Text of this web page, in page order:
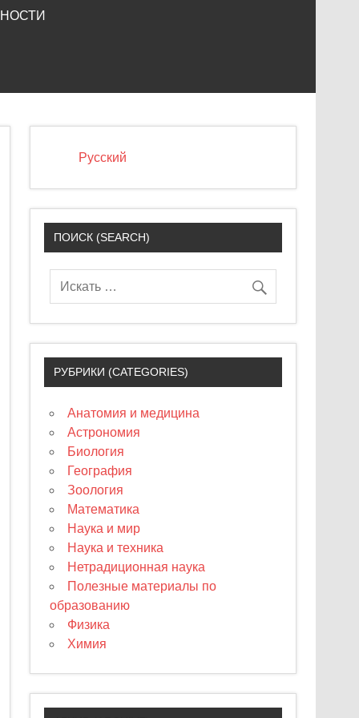
Русский
ПОИСК (SEARCH)
РУБРИКИ (CATEGORIES)
Анатомия и медицина
Астрономия
Биология
География
Зоология
Математика
Наука и мир
Наука и техника
Нетрадиционная наука
Полезные материалы по
образованию
Физика
Химия